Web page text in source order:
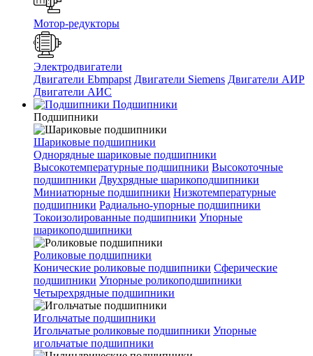
Мотор-редукторы
Электродвигатели
Двигатели Ebmpapst Двигатели Siemens Двигатели АИР
Двигатели АИС
Подшипники
Подшипники
Шариковые подшипники
Однорядные шариковые подшипники
Высокотемпературные подшипники Высокоточные
подшипники Двухрядные шарикоподшипники
Миниатюрные подшипники Низкотемпературные
подшипники Радиально-упорные подшипники
Токоизолированные подшипники Упорные
шарикоподшипники
Роликовые подшипники
Конические роликовые подшипники Сферические
подшипники Упорные роликоподшипники
Четырехрядные подшипники
Игольчатые подшипники
Игольчатые роликовые подшипники Упорные
игольчатые подшипники